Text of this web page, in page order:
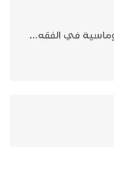
في الفقه...